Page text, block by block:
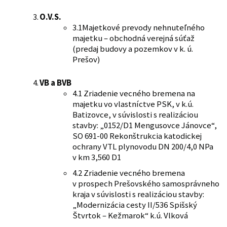
O.V.S.
3.1Majetkové prevody nehnuteľného
majetku – obchodná verejná súťaž
(predaj budovy a pozemkov v k. ú.
Prešov)
VB a BVB
4.1 Zriadenie vecného bremena na
majetku vo vlastníctve PSK, v k.ú.
Batizovce, v súvislosti s realizáciou
stavby: „0152/D1 Mengusovce Jánovce“,
SO 691-00 Rekonštrukcia katodickej
ochrany VTL plynovodu DN 200/4,0 NPa
v km 3,560 D1
4.2 Zriadenie vecného bremena
v prospech Prešovského samosprávneho
kraja v súvislosti s realizáciou stavby:
„Modernizácia cesty II/536 Spišský
Štvrtok – Kežmarok“ k.ú. Vlková